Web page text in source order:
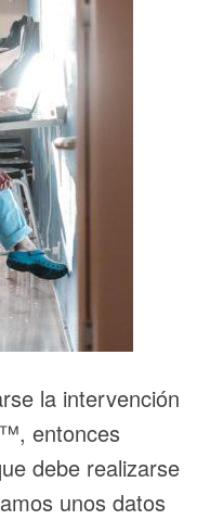
la intervención
entonces
debe realizarse
unos datos